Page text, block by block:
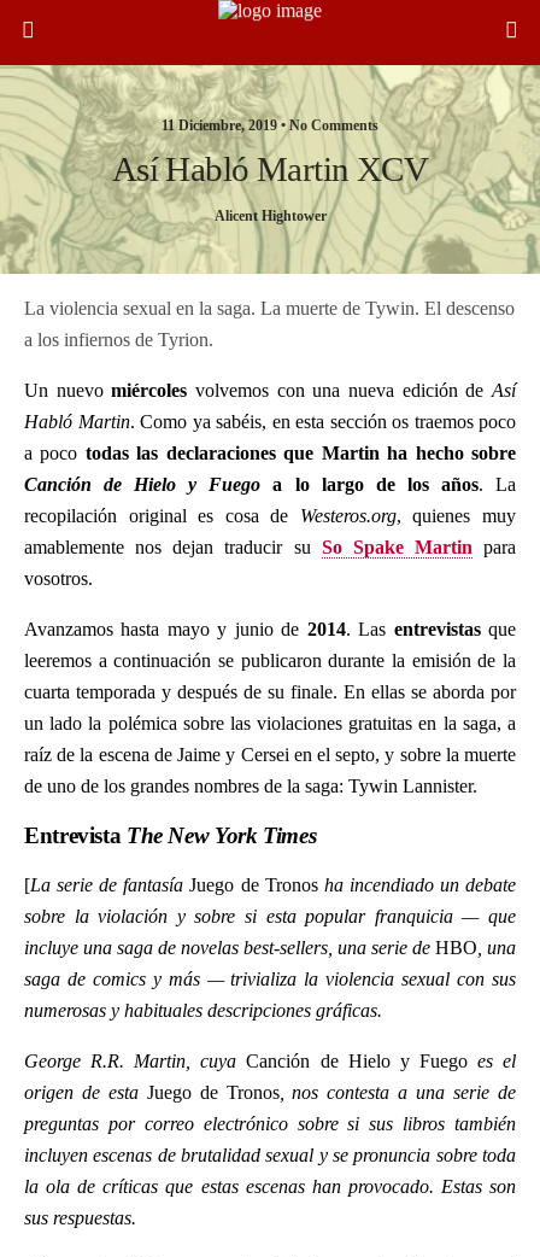
11 Diciembre, 2019 •No Comments
Así Habló Martin XCV
Alicent Hightower
La violencia sexual en la saga. La muerte de Tywin. El descenso
a los infiernos de Tyrion.
Un nuevomiércolesvolvemos con una nueva edición deAsí
Habló Martin. Como ya sabéis, en esta sección os traemos poco
a poco todas las declaraciones que Martin ha hecho sobre
Canción de Hielo y Fuego a lo largo de los años. La
recopilación original es cosa de Westeros.org, quienes muy
amablemente nos dejan traducir su So Spake Martin para
vosotros.
Avanzamos hasta mayo y junio de 2014. Las entrevistasque
leeremos a continuación se publicaron durante la emisión de la
cuarta temporada y después de su finale. En ellas se aborda por
un lado la polémica sobre las violaciones gratuitas en la saga, a
raíz de la escena de Jaime y Cersei en el septo, y sobre la muerte
de uno de los grandes nombres de la saga: Tywin Lannister.
Entrevista The New York Times
[La serie de fantasíaJuego de Tronosha incendiado un debate
sobre la violación y sobre si esta popular franquicia — que
incluye una saga de novelas best-sellers, una serie de HBO , una
saga de comics y más — trivializa la violencia sexual con sus
numerosas y habituales descripciones gráficas.
George R.R. Martin, cuyaCanción de Hielo y Fuegoes el
origen de esta Juego de Tronos, nos contesta a una serie de
preguntas por correo electrónico sobre si sus libros también
incluyen escenas de brutalidad sexual y se pronuncia sobre toda
la ola de críticas que estas escenas han provocado. Estas son
sus respuestas.